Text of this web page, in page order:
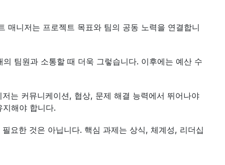
매니저는 프로젝트 목표와 팀의 공동 노력을 연결합니
팀원과 소통할 때 더욱 그렇습니다. 이후에는 예산 수
는 커뮤니케이션, 협상, 문제 해결 능력에서 뛰어나야
해야 합니다.
요한 것은 아닙니다. 핵심 과제는 상식, 체계성, 리더십